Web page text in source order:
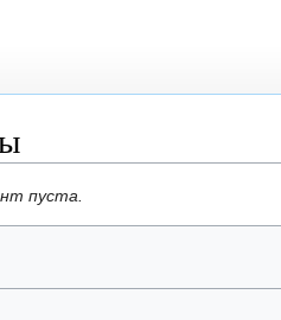
пуста.